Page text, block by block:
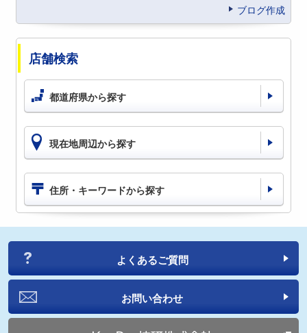
ブログ作成
店舗検索
都道府県から探す
現在地周辺から探す
住所・キーワードから探す
よくあるご質問
お問い合わせ